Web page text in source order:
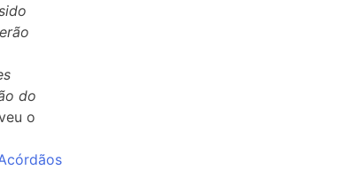
do
o